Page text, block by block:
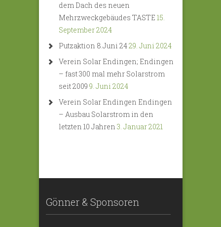
dem Dach des neuen
Mehrzweckgebäudes TASTE 15.
September 2024
Putzaktion 8.Juni 2429. Juni 2024
Verein Solar Endingen; Endingen
– fast 300 mal mehr Solarstrom
seit 2009 9. Juni 2024
Verein Solar Endingen Endingen
– Ausbau Solarstrom in den
letzten 10 Jahren 3. Januar 2021
Gönner & Sponsoren